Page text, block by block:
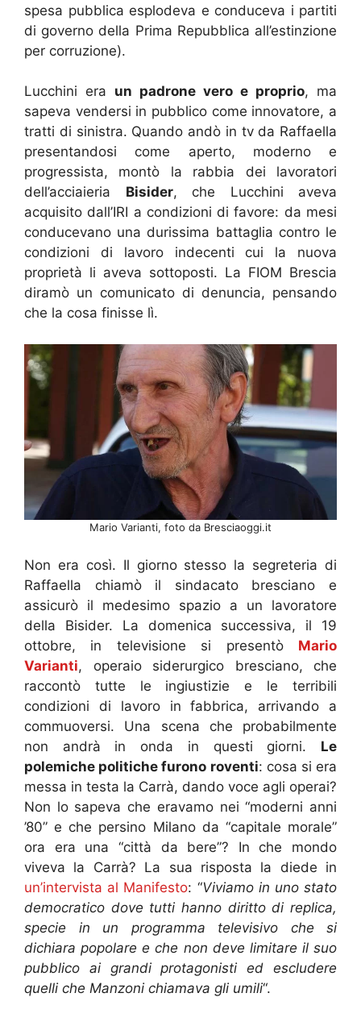
spesa pubblica esplodeva e conduceva i partiti
di governo della Prima Repubblica all’estinzione
per corruzione).
Lucchini era un padrone vero e proprio, ma
sapeva vendersi in pubblico come innovatore, a
tratti di sinistra. Quando andò in tv da Raffaella
presentandosi come aperto, moderno e
progressista, montò la rabbia dei lavoratori
dell’acciaieria Bisider, che Lucchini aveva
acquisito dall’IRI a condizioni di favore: da mesi
conducevano una durissima battaglia contro le
condizioni di lavoro indecenti cui la nuova
proprietà li aveva sottoposti. La FIOM Brescia
diramò un comunicato di denuncia, pensando
che la cosa finisse lì.
Mario Varianti, foto da Bresciaoggi.it
Non era così. Il giorno stesso la segreteria di
Raffaella chiamò il sindacato bresciano e
assicurò il medesimo spazio a un lavoratore
della Bisider. La domenica successiva, il 19
ottobre, in televisione si presentò Mario
Varianti, operaio siderurgico bresciano, che
raccontò tutte le ingiustizie e le terribili
condizioni di lavoro in fabbrica, arrivando a
commuoversi. Una scena che probabilmente
non andrà in onda in questi giorni. Le
polemiche politiche furono roventi: cosa si era
messa in testa la Carrà, dando voce agli operai?
Non lo sapeva che eravamo nei “moderni anni
’80” e che persino Milano da “capitale morale”
ora era una “città da bere”? In che mondo
viveva la Carrà? La sua risposta la diede in
un’intervista al Manifesto: “Viviamo in uno stato
democratico dove tutti hanno diritto di replica,
specie in un programma televisivo che si
dichiara popolare e che non deve limitare il suo
pubblico ai grandi protagonisti ed escludere
quelli che Manzoni chiamava gli umili“.